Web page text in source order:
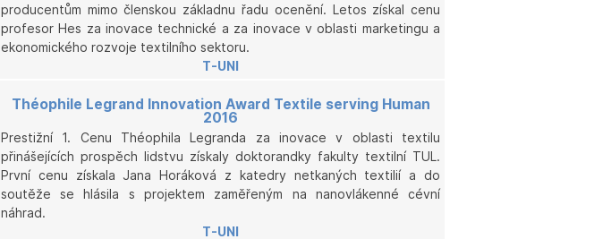
producentům mimo členskou základnu řadu ocenění. Letos získal cenu
profesor Hes za inovace technické a za inovace v oblasti marketingu a
ekonomického rozvoje textilního sektoru.
T-UNI
Théophile Legrand Innovation Award Textile serving Human
2016
Prestižní 1. Cenu Théophila Legranda za inovace v oblasti textilu
přinášejících prospěch lidstvu získaly doktorandky fakulty textilní TUL.
První cenu získala Jana Horáková z katedry netkaných textilií a do
soutěže se hlásila s projektem zaměřeným na nanovlákenné cévní
náhrad.
T-UNI